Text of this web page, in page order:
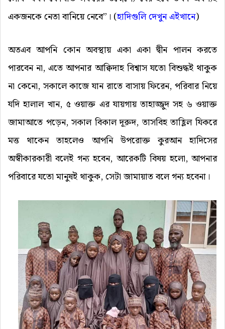
একজনকে নেতা বানিয়ে নেবে”। (হাদিগুলিদেখুনএইখানে)
অতএব আপনি কোন অবস্থায় একা একা দ্বীন পালন করতে
পারবেন না, এতে আপনার আক্বিদাহ বিশ্বাস যতো বিশুদ্ধই থাকুক
না কেনো, সকালে কাজে যান রাতে বাসায় ফিরেন, পরিবার নিয়ে
যদি হালাল খান, ৫ ওয়াক্ত এর যায়গায় তাহাজ্জুদ সহ ৬ ওয়াক্ত
জামাআতে পড়েন, সকাল বিকাল দূরুদ, তাসবিহ তাহ্লিল যিকরে
মত্ত থাকেন তাহলেও আপনি উপরোক্ত কুরআন হাদিসের
অস্বীকারকারী বলেই গন্য হবেন, আরেকটি বিষয় হলো, আপনার
পরিবারে যতো মানুষই থাকুক, সেটা জামায়াত বলে গন্য হবেনা।